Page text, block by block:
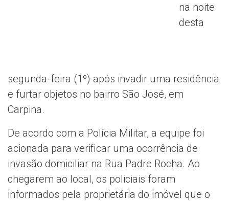
na noite
desta
segunda-feira (1º) após invadir uma residência
e furtar objetos no bairro São José, em
Carpina.
De acordo com a Polícia Militar, a equipe foi
acionada para verificar uma ocorrência de
invasão domiciliar na Rua Padre Rocha. Ao
chegarem ao local, os policiais foram
informados pela proprietária do imóvel que o